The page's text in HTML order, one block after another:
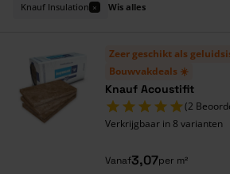
Knauf Insulation × Wis alles
Zeer geschikt als
Bouwvakdeals ☀️
Knauf Acoustifit
(2
Verkrijgbaar in 8 varianten
Vanaf3,07per m²